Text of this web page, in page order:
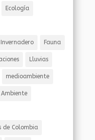
Ecología
Fauna
Lluvias
medioambiente
de Colombia